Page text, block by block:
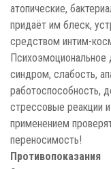
атопические,
придаёт им блеск,
средством интим-
Психоэмоциональное
синдром, слабость,
работоспособность,
стрессовые реакции
применением
переносимость!
Противопоказания